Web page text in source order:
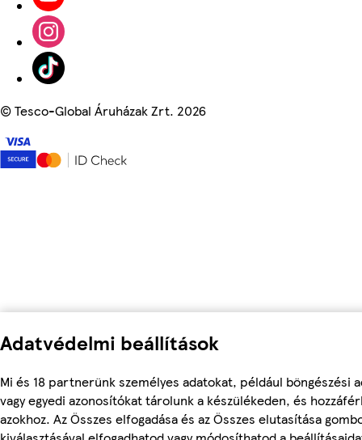
Adatvédelmi beállítások
Mi és 18 partnerünk személyes adatokat, például böngészési
vagy egyedi azonosítókat tárolunk a készülékeden, és
azokhoz. Az Összes elfogadása és az Összes elutasítása
©Tesco-Global Áruházak Zrt. 2026